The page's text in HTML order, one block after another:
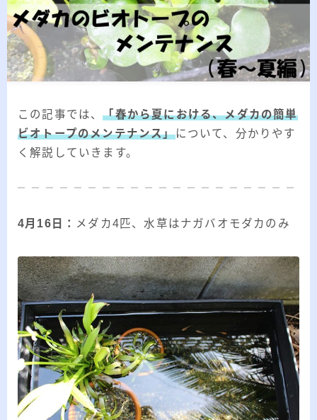
「見沼自然公園」で野鳥観察 ～2026年3
月～
2026.03.02
「さくら草公園」草焼き後の野鳥観察 ～
2026.01.21
2026年の「川島町の白鳥」初撮り
カテゴリー
カテゴリー
アーカイブ
ア
ー
カ
イ
ブ
RSS
この記事では、「春から夏における、メダカの簡単
ビオトープのメンテナンス」について、分かりやす
く解説していきます。
4月16日： メダカ4匹、水草はナガバオモダカのみ